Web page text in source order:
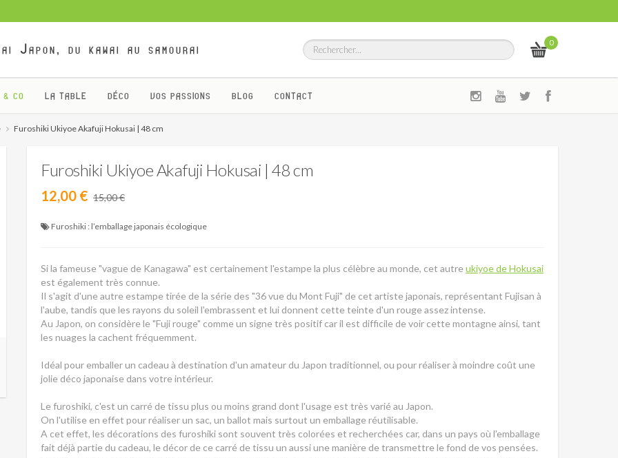
Japon, du kawai au samourai 0
& CO LA TABLE DÉCO VOS PASSIONS BLOG CONTACT
Furoshiki Ukiyoe Akafuji Hokusai | 48 cm
Furoshiki Ukiyoe Akafuji Hokusai | 48 cm
12,00 € 15,00 €
Furoshiki : l’emballage japonais écologique
Si la fameuse "vague de Kanagawa" est certainement l'estampe la plus célèbre au monde, cet autre ukiyoe de Hokusai
est également très connue.
Il s'agit d'une autre estampe tirée de la série des "36 vue du Mont Fuji" de cet artiste japonais, représentant Fujisan à
l'aube, tandis que les rayons du soleil l'embrassent et lui donnent cette teinte d'un rouge assez intense.
Au Japon, on considère le "Fuji rouge" comme un signe très positif car il est difficile de voir cette montagne ainsi, tant
les nuages la cachent fréquemment.
Idéal pour emballer un cadeau à destination d'un amateur du Japon traditionnel, ou pour réaliser à moindre coût une
jolie déco japonaise dans votre intérieur.
Le furoshiki, c'est un carré de tissu plus ou moins grand dont l'usage est très varié au Japon.
On l'utilise en effet pour réaliser un sac, un ballot mais surtout un emballage réutilisable.
A cet effet, les décorations des furoshiki sont souvent très colorées et recherchées car, dans un pays où l'emballage
fait déjà partie du cadeau, le décor de ce carré de tissu un aussi une manière de transmettre le fond de vos pensées.